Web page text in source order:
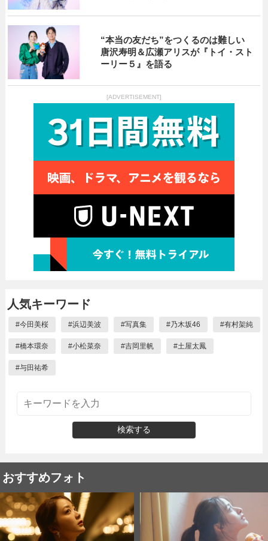
“本当の友だち”をつくるのは難しい
唐沢寿明＆広瀬アリスが『トイ・スト
ーリー５』を語る
[ADVERTISEMENT]
人気キーワード
#今田美桜 #浜辺美波 #写真集 #乃木坂46 #有村架純
#橋本環奈 #小松菜奈 #吉岡里帆 #土屋太鳳
#与田祐希
検索する
おすすめフォト